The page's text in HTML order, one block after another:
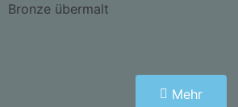
Bronze übermalt
Mehr